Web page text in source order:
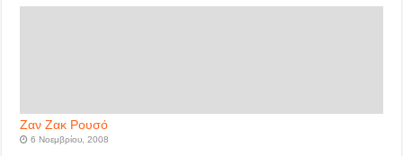
Ζαν Ζακ Ρουσό
6 Νοεμβρίου, 2008